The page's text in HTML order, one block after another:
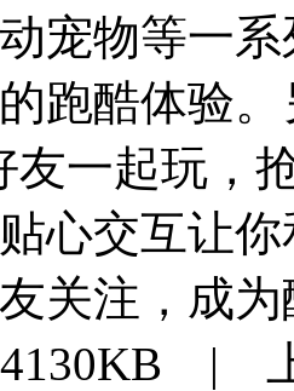
宠物等一
跑酷体验
友一起玩，
心交互让
关注，成
|